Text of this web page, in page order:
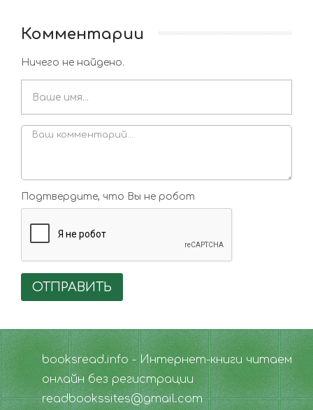
Комментарии
Ничего не найдено.
Подтвердите, что Вы не робот
ОТПРАВИТЬ
booksread.info - Интернет-книги читаем
онлайн без регистрации
readbookssites@gmail.com